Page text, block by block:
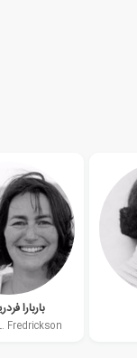
باربارا
Fredrickson